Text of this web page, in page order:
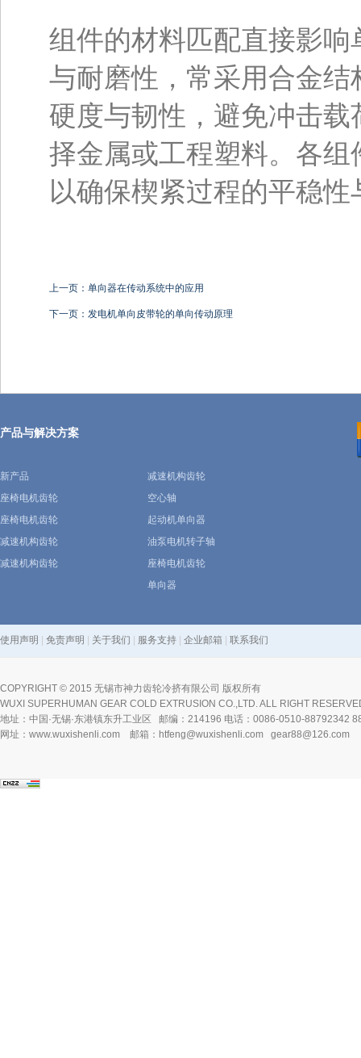
组件的材料匹配直接影
与耐磨性，常采用合金
硬度与韧性，避免冲击
择金属或工程塑料。各
以确保楔紧过程的平稳
上一页：单向器在传动系统中的应用
下一页：发电机单向皮带轮的单向传动原理
产品与解决方案
新产品
座椅电机齿轮
座椅电机齿轮
减速机构齿轮
减速机构齿轮
减速机构齿轮
空心轴
起动机单向器
油泵电机转子轴
座椅电机齿轮
单向器
使用声明 免责声明 关于我们 服务支持 企业邮箱 联系我们
COPYRIGHT © 2015 无锡市神力齿轮冷挤有限公司 版权所有
WUXI SUPERHUMAN GEAR COLD EXTRUSION CO.,LTD. ALL RIGHT
地址：中国·无锡·东港镇东升工业区 邮编：214196 电话：0086-0510-88792342
网址：www.wuxishenli.com 邮箱：htfeng@wuxishenli.com gear88@126.com